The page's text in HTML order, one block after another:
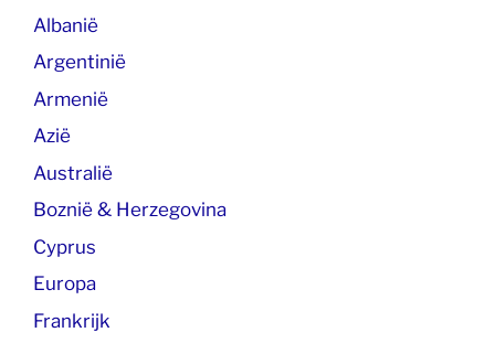
Albanië
Argentinië
Armenië
Azië
Australië
Boznië & Herzegovina
Cyprus
Europa
Frankrijk